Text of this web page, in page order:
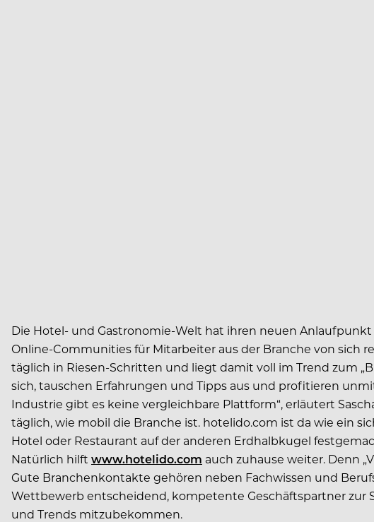
Die Hotel- und Gastronomie-Welt hat ihren neuen
Online-Communities für Mitarbeiter aus der Branche von sich
täglich in Riesen-Schritten und liegt damit voll im Trend zum
sich, tauschen Erfahrungen und Tipps aus und profitieren
Industrie gibt es keine vergleichbare Plattform“, erläutert
täglich, wie mobil die Branche ist. hotelido.com ist da wie ein
Hotel oder Restaurant auf der anderen Erdhalbkugel
Natürlich hilft www.hotelido.com auch zuhause weiter. Denn
Gute Branchenkontakte gehören neben Fachwissen und
Wettbewerb entscheidend, kompetente Geschäftspartner
und Trends mitzubekommen.